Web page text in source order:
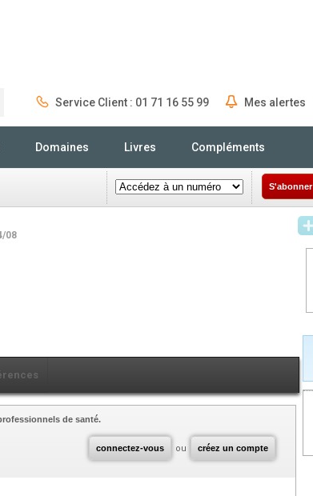
Service Client : 01 71 16 55 99 Mes alertes
Domaines Livres Compléments
S'abonner
08
connectez-vous ou créez un compte
de santé.